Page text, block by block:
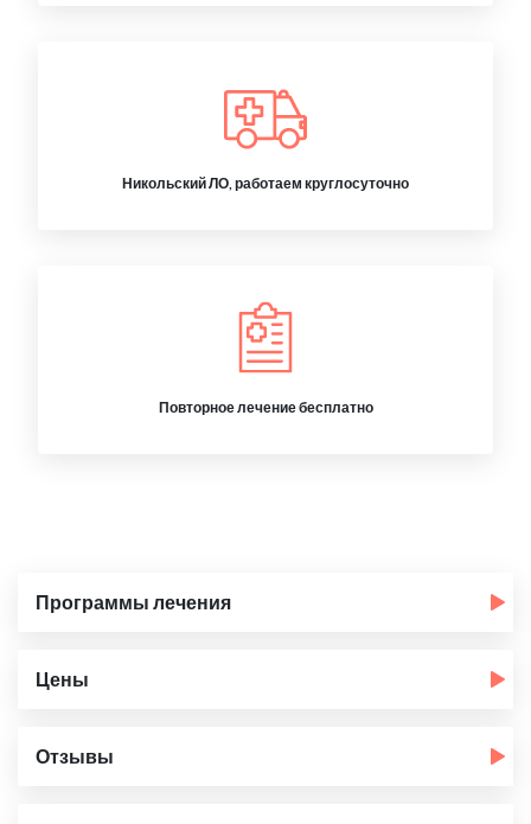
Никольский ЛО, работаем круглосуточно
Повторное лечение бесплатно
Программы лечения
Цены
Отзывы